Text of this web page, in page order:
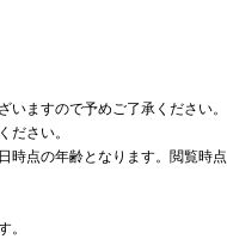
ますので予めご了承ください。
ださい。
時点の年齢となります。閲覧時点
。